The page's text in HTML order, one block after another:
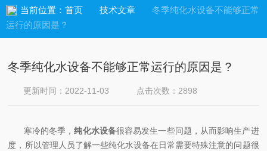
当前位置： 首页 技术文章
冬季纯化水设备不能够正常
运行的原因是？
冬季纯化水设备不能够正常运行的原因是？
更新时间：2022-11-03 点击次数：2898
寒冷的冬季，纯化水设备很容易发生一些问题，从而影响生产进
度，所以管理人员了解一些纯化水设备在日常需要特殊注意的问题很